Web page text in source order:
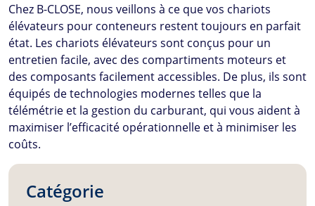
Chez B-CLOSE, nous veillons à ce que vos chariots
élévateurs pour conteneurs restent toujours en parfait
état. Les chariots élévateurs sont conçus pour un
entretien facile, avec des compartiments moteurs et
des composants facilement accessibles. De plus, ils sont
équipés de technologies modernes telles que la
télémétrie et la gestion du carburant, qui vous aident à
maximiser l’efficacité opérationnelle et à minimiser les
coûts.
Catégorie